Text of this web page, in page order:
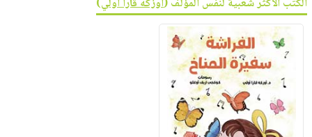
الكتب الأكثر شعبية لنفس المؤلف (أوزكه قارا أولي)